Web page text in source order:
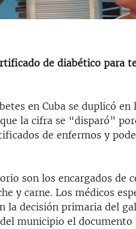
de diabético para
en Cuba se duplicó
la cifra se “disparó”
de enfermos y
son los encargados de
y carne. Los médicos
la decisión primaria del
municipio el